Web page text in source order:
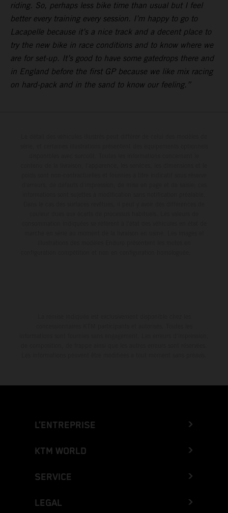
riding. So, perhaps less bike time than usual but I feel
better every training every session. I’m happy to go to
Lacapelle because it’s a nice track and a decent place to
try the new bike in race conditions and to know where we
are for set-up. It’s good to have some gatedrops there and
in England before the first GP because we like mix racing
on hard-pack and in the sand to know our feeling.”
L’ENTREPRISE
KTM WORLD
SERVICE
LEGAL